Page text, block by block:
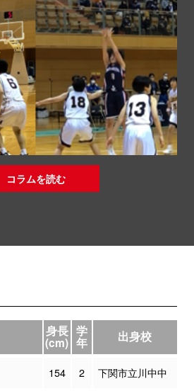
コラムを読む
身長
(cm)
学
年 出身校
154 2 下関市立川中中